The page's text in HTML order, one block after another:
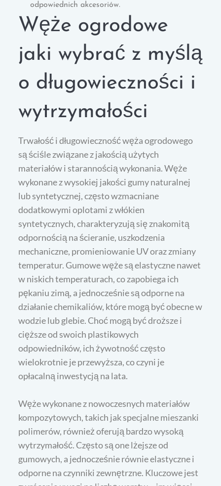
odpowiednich akcesoriów.
Węże ogrodowe
jaki wybrać z myślą
o długowieczności i
wytrzymałości
Trwałość i długowieczność węża ogrodowego
są ściśle związane z jakością użytych
materiałów i starannością wykonania. Węże
wykonane z wysokiej jakości gumy naturalnej
lub syntetycznej, często wzmacniane
dodatkowymi oplotami z włókien
syntetycznych, charakteryzują się znakomitą
odpornością na ścieranie, uszkodzenia
mechaniczne, promieniowanie UV oraz zmiany
temperatur. Gumowe węże są elastyczne nawet
w niskich temperaturach, co zapobiega ich
pękaniu zimą, a jednocześnie są odporne na
działanie chemikaliów, które mogą być obecne w
wodzie lub glebie. Choć mogą być droższe i
cięższe od swoich plastikowych
odpowiedników, ich żywotność często
wielokrotnie je przewyższa, co czyni je
opłacalną inwestycją na lata.
Węże wykonane z nowoczesnych materiałów
kompozytowych, takich jak specjalne mieszanki
polimerów, również oferują bardzo wysoką
wytrzymałość. Często są one lżejsze od
gumowych, a jednocześnie równie elastyczne i
odporne na czynniki zewnętrzne. Kluczowe jest